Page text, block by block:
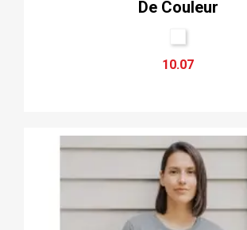
De Couleur
10.07